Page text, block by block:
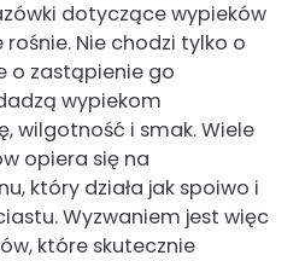
dotyczące wypieków
Nie chodzi tylko o
o zastąpienie go
wypiekom
wilgotność i smak. Wiele
opiera się na
który działa jak spoiwo i
Wyzwaniem jest więc
które skutecznie